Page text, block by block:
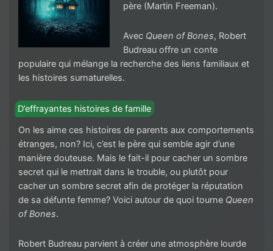
père (Martin Freeman).
Avec Queen of Bones, Robert
Budreau offre un conte
populaire qui mélange la recherche des liens familiaux et
les histoires surnaturelles.
D’effrayantes histoires de famille
On les aime ces histoires de parents aux comportements
étranges, non? Ici, c’est le père qui semble agir d’une
manière douteuse. Mais le fait-il pour cacher un sombre
secret qui le mettrait dans le trouble, ou plutôt pour
cacher un sombre secret afin de protéger la réputation
de sa défunte femme? Voici autour de quoi tourne Queen
of Bones.
Robert Budreau parvient à créer une atmosphère lourde